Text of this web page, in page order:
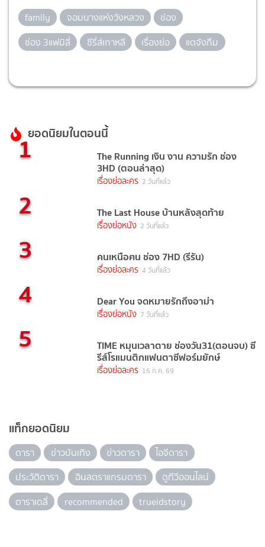
family จอมนางแห่งวังหลวง
ช่อง
ช่อง 3แฟมิลี่
ซีรี่ส์เกาหลี เรื่องย่อ แดจังกึม
ยอดนิยมในตอนนี้
1 The Running เงิน งาน ความรัก ช่อง
3HD (ตอนล่าสุด)
เรื่องย่อละคร 2 วันที่แล้ว
2 The Last House บ้านหลังสุดท้าย
เรื่องย่อหนัง 2 วันที่แล้ว
3 คนเหนือฅน ช่อง 7HD (รีรัน)
เรื่องย่อละคร 4 วันที่แล้ว
4 Dear You จดหมายรักถึงอาม่า
เรื่องย่อหนัง 7 วันที่แล้ว
5 TIME หมุนเวลาตาย ช่องวัน31(ตอนจบ) ซี
รีส์โรแมนติกแฟนตาซีฟอร์มยักษ์
เรื่องย่อละคร 16 ก.ค. 69
แท็กยอดนิยม
ดารา ข่าวบันเทิง ข่าวดารา
ไอจีดารา
ประวัติดารา
อินสตราแกรมดารา
ดูทีวีออนไลน์
ดาราเดลี่
recommended trueidstory